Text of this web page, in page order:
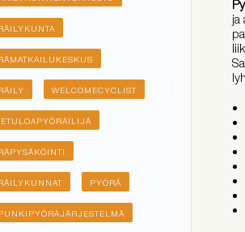
WELCOMECYCLIST
PYÖRÄ
ja